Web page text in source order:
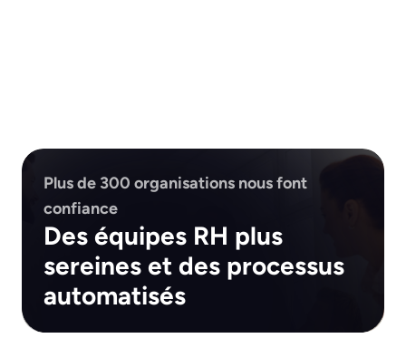
Plus de 300 organisations nous font
confiance
Des équipes RH plus
sereines et des processus
automatisés